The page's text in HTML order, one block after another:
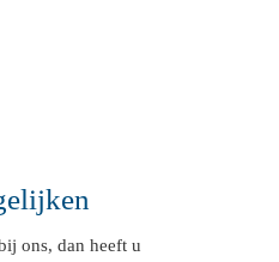
ons, dan heeft u